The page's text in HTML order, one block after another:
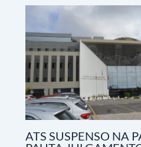
ATS SUSPENSO NA